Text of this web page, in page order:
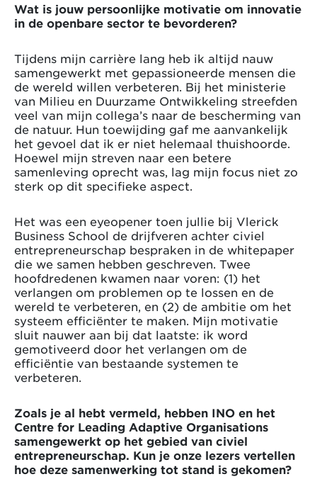
Wat is jouw persoonlijke motivatie om innovatie
in de openbare sector te bevorderen?
Tijdens mijn carrière lang heb ik altijd nauw
samengewerkt met gepassioneerde mensen die
de wereld willen verbeteren. Bij het ministerie
van Milieu en Duurzame Ontwikkeling streefden
veel van mijn collega’s naar de bescherming van
de natuur. Hun toewijding gaf me aanvankelijk
het gevoel dat ik er niet helemaal thuishoorde.
Hoewel mijn streven naar een betere
samenleving oprecht was, lag mijn focus niet zo
sterk op dit specifieke aspect.
Het was een eyeopener toen jullie bij Vlerick
Business School de drijfveren achter civiel
entrepreneurschap bespraken in de whitepaper
die we samen hebben geschreven. Twee
hoofdredenen kwamen naar voren: (1) het
verlangen om problemen op te lossen en de
wereld te verbeteren, en (2) de ambitie om het
systeem efficiënter te maken. Mijn motivatie
sluit nauwer aan bij dat laatste: ik word
gemotiveerd door het verlangen om de
efficiëntie van bestaande systemen te
verbeteren.
Zoals je al hebt vermeld, hebben INO en het
Centre for Leading Adaptive Organisations
samengewerkt op het gebied van civiel
entrepreneurschap. Kun je onze lezers vertellen
hoe deze samenwerking tot stand is gekomen?